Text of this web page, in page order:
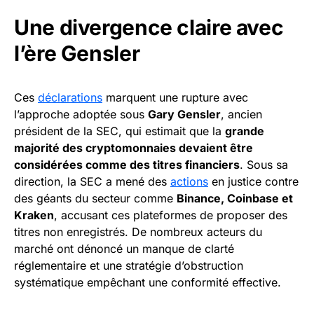
Une divergence claire avec
l’ère Gensler
Ces déclarations marquent une rupture avec
l’approche adoptée sous Gary Gensler, ancien
président de la SEC, qui estimait que la grande
majorité des cryptomonnaies devaient être
considérées comme des titres financiers. Sous sa
direction, la SEC a mené des actions en justice contre
des géants du secteur comme Binance, Coinbase et
Kraken, accusant ces plateformes de proposer des
titres non enregistrés. De nombreux acteurs du
marché ont dénoncé un manque de clarté
réglementaire et une stratégie d’obstruction
systématique empêchant une conformité effective.